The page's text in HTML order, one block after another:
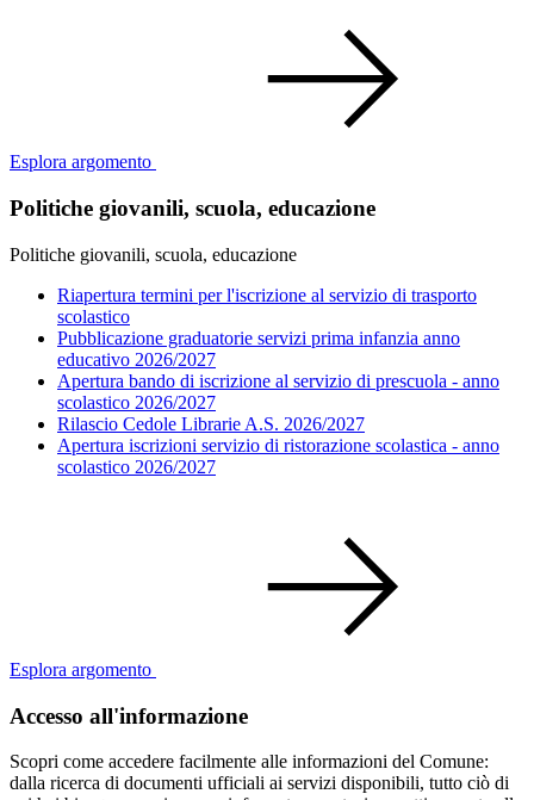
Esplora argomento
Politiche giovanili, scuola, educazione
Politiche giovanili, scuola, educazione
Riapertura termini per l'iscrizione al servizio di trasporto
scolastico
Pubblicazione graduatorie servizi prima infanzia anno
educativo 2026/2027
Apertura bando di iscrizione al servizio di prescuola - anno
scolastico 2026/2027
Rilascio Cedole Librarie A.S. 2026/2027
Apertura iscrizioni servizio di ristorazione scolastica - anno
scolastico 2026/2027
Esplora argomento
Accesso all'informazione
Scopri come accedere facilmente alle informazioni del Comune:
dalla ricerca di documenti ufficiali ai servizi disponibili, tutto ciò di